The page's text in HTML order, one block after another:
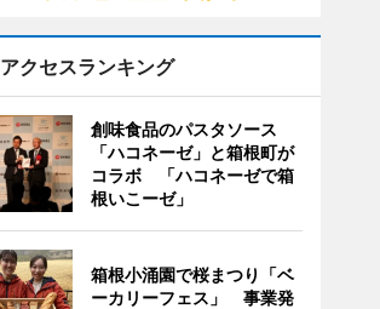
アクセスランキング
創味食品のパスタソース
「ハコネーゼ」と箱根町が
コラボ 「ハコネーゼで箱
根いこーゼ」
箱根小涌園で桜まつり「ベ
ーカリーフェス」 事業発